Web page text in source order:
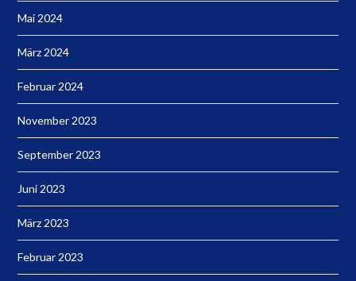
Mai 2024
März 2024
Februar 2024
November 2023
September 2023
Juni 2023
März 2023
Februar 2023